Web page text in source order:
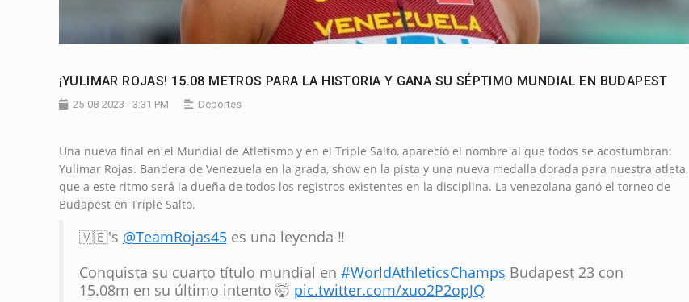
¡YULIMAR ROJAS! 15.08 METROS PARA LA HISTORIA Y GANA SU SÉPTIMO MUNDIAL EN BUDAPEST
25-08-2023 - 3:31 PM Deportes
Una nueva final en el Mundial de Atletismo y en el Triple Salto, apareció el nombre al que todos se acostumbran:
Yulimar Rojas. Bandera de Venezuela en la grada, show en la pista y una nueva medalla dorada para nuestra atleta,
que a este ritmo será la dueña de todos los registros existentes en la disciplina. La venezolana ganó el torneo de
Budapest en Triple Salto.
🇻🇪's @TeamRojas45es una leyenda ‼️
Conquista su cuarto título mundial en #WorldAthleticsChamps Budapest 23 con
15.08m en su último intento 🤯 pic.twitter.com/xuo2P2opJQ